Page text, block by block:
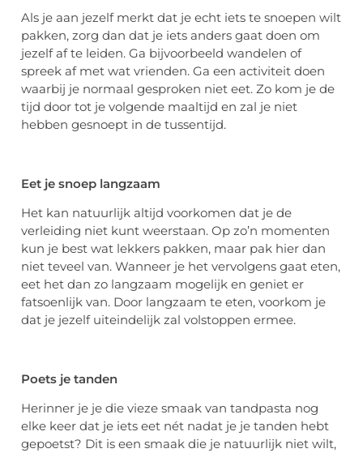
Als je aan jezelf merkt dat je echt iets te snoepen wilt
pakken, zorg dan dat je iets anders gaat doen om
jezelf af te leiden. Ga bijvoorbeeld wandelen of
spreek af met wat vrienden. Ga een activiteit doen
waarbij je normaal gesproken niet eet. Zo kom je de
tijd door tot je volgende maaltijd en zal je niet
hebben gesnoept in de tussentijd.
Eet je snoep langzaam
Het kan natuurlijk altijd voorkomen dat je de
verleiding niet kunt weerstaan. Op zo’n momenten
kun je best wat lekkers pakken, maar pak hier dan
niet teveel van. Wanneer je het vervolgens gaat eten,
eet het dan zo langzaam mogelijk en geniet er
fatsoenlijk van. Door langzaam te eten, voorkom je
dat je jezelf uiteindelijk zal volstoppen ermee.
Poets je tanden
Herinner je je die vieze smaak van tandpasta nog
elke keer dat je iets eet nét nadat je je tanden hebt
gepoetst? Dit is een smaak die je natuurlijk niet wilt,